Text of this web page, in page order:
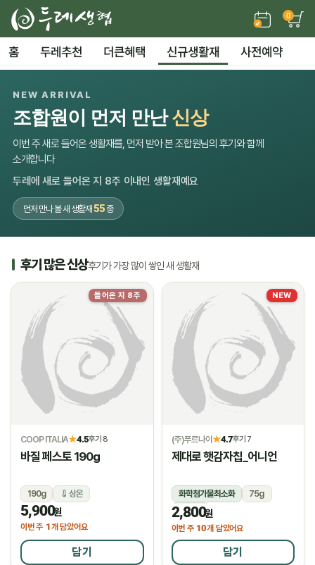
0
홈 두레추천 더큰혜택 신규생활재 사전예약
NEW ARRIVAL
조합원이 먼저 만난신상
이번 주 새로 들어온 생활재를, 먼저 받아 본 조합원님의 후기와 함께
소개합니다
두레에 새로 들어온 지 8주 이내인 생활재예요
먼저 만나 볼 새 생활재 55종
후기 많은 신상후기가 가장 많이 쌓인 새 생활재
들어온 지 8주
COOP ITALIA★4.5후기 8
바질 페스토 190g
190g 상온
5,900원
이번 주 1개 담았어요
담기
NEW
(주)푸르나이★4.7후기 7
제대로 햇감자칩_어니언
화학첨가물최소화
75g
상온
2,800원
이번 주 10개 담았어요
담기